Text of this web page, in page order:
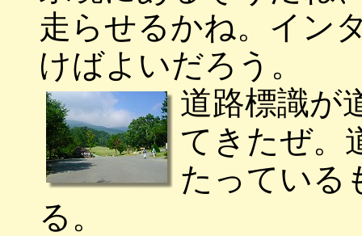
走らせるかね。イン
けばよいだろう。
道路標識が
てきたぜ。
たっている
る。